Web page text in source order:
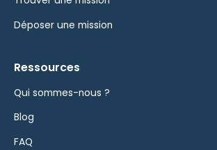
Déposer une mission
Ressources
Qui sommes-nous ?
Blog
FAQ